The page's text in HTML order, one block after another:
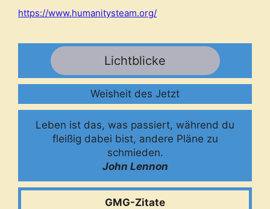
https://www.humanitysteam.org/
Lichtblicke
Weisheit des Jetzt
Leben ist das, was passiert, während du
fleißig dabei bist, andere Pläne zu
schmieden.
John Lennon
GMG-Zitate